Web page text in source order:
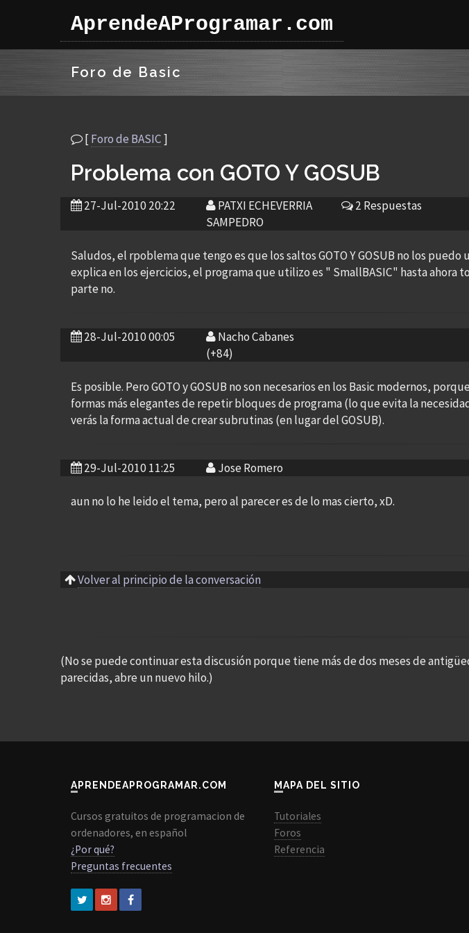
AprendeAProgramar.com
Foro de Basic
[Foro de BASIC]
Problema con GOTO Y GOSUB
27-Jul-2010 20:22
PATXI ECHEVERRIA
SAMPEDRO
2 Respuestas
Saludos, el rpoblema que tengo es que los saltos GOTO Y GOSUB no los puedo
explica en los ejercicios, el programa que utilizo es " SmallBASIC" hasta ahora
parte no.
28-Jul-2010 00:05
Nacho Cabanes
(+84)
Es posible. Pero GOTO y GOSUB no son necesarios en los Basic modernos,
formas más elegantes de repetir bloques de programa (lo que evita la
verás la forma actual de crear subrutinas (en lugar del GOSUB).
29-Jul-2010 11:25 Jose Romero
aun no lo he leido el tema, pero al parecer es de lo mas cierto, xD.
Volver al principio de la conversación
(No se puede continuar esta discusión porque tiene más de dos meses de
parecidas, abre un nuevo hilo.)
APRENDEAPROGRAMAR.COM
Cursos gratuitos de programacion de
ordenadores, en español
¿Por qué?
Preguntas frecuentes
MAPA DEL SITIO
Tutoriales
Foros
Referencia